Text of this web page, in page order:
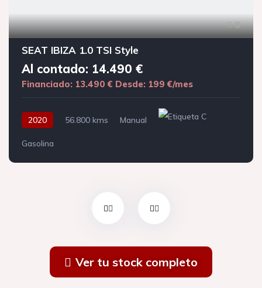
8
SEAT IBIZA 1.0 TSI Style
Al contado: 14.490 €
Financiado: 13.490 € Desde: 199 €/mes
2020 56.800 kms Manual
Gasolina
Ver tu stock completo